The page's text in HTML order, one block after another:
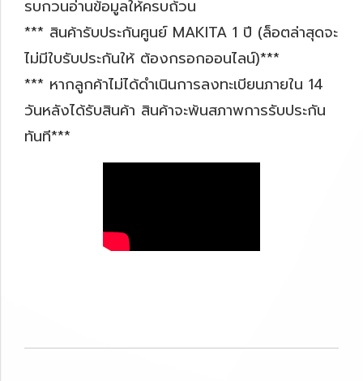
รบกวนอ่านข้อมูลให้ครบถ้วน
*** สินค้ารับประกันศูนย์ MAKITA 1 ปี (ล็อตล่าสุดจะ
ไม่มีใบรับประกันให้ ต้องกรอกออนไลน์)***
*** หากลูกค้าไม่ได้ดำเนินการลงทะเบียนภายใน 14
วันหลังได้รับสินค้า สินค้าจะพ้นสภาพการรับประกัน
ทันที***